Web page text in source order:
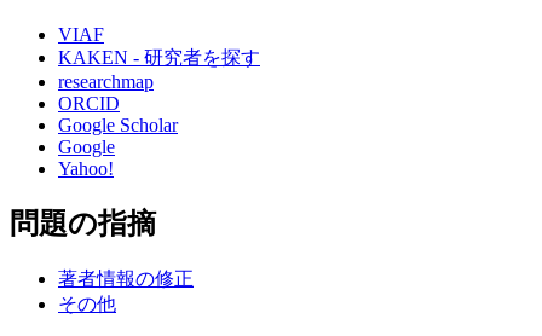
VIAF
KAKEN - 研究者を探す
researchmap
ORCID
Google Scholar
Google
Yahoo!
問題の指摘
著者情報の修正
その他